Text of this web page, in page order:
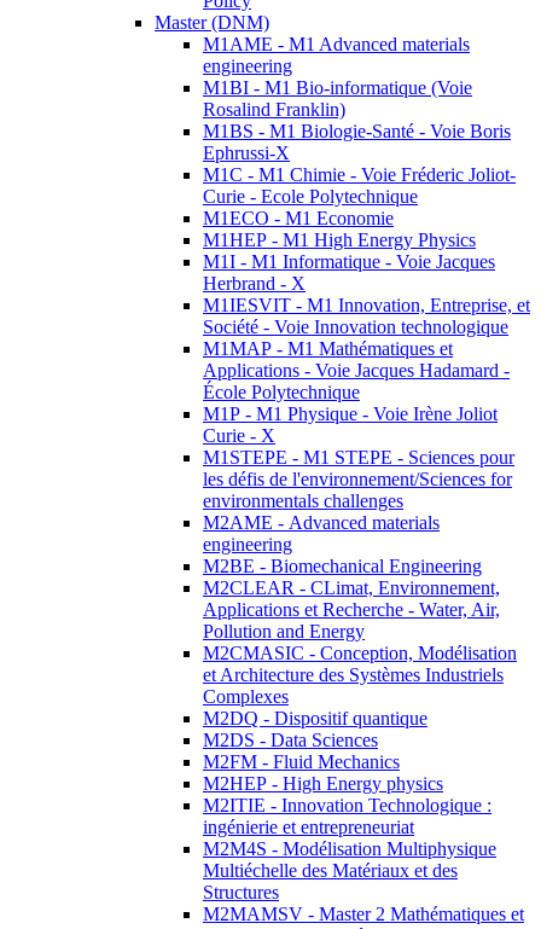
Master (DNM)
M1AME - M1 Advanced materials
engineering
M1BI - M1 Bio-informatique (Voie
Rosalind Franklin)
M1BS - M1 Biologie-Santé - Voie Boris
Ephrussi-X
M1C - M1 Chimie - Voie Fréderic Joliot-
Curie - Ecole Polytechnique
M1ECO - M1 Economie
M1HEP - M1 High Energy Physics
M1I - M1 Informatique - Voie Jacques
Herbrand - X
M1IESVIT - M1 Innovation, Entreprise, et
Société - Voie Innovation technologique
M1MAP - M1 Mathématiques et
Applications - Voie Jacques Hadamard -
École Polytechnique
M1P - M1 Physique - Voie Irène Joliot
Curie - X
M1STEPE - M1 STEPE - Sciences pour
les défis de l'environnement/Sciences for
environmentals challenges
M2AME - Advanced materials
engineering
M2BE - Biomechanical Engineering
M2CLEAR - CLimat, Environnement,
Applications et Recherche - Water, Air,
Pollution and Energy
M2CMASIC - Conception, Modélisation
et Architecture des Systèmes Industriels
Complexes
M2DQ - Dispositif quantique
M2DS - Data Sciences
M2FM - Fluid Mechanics
M2HEP - High Energy physics
M2ITIE - Innovation Technologique :
ingénierie et entrepreneuriat
M2M4S - Modélisation Multiphysique
Multiéchelle des Matériaux et des
Structures
M2MAMSV - Master 2 Mathématiques et